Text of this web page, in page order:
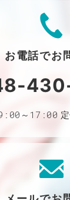
お電話でお
～17:00